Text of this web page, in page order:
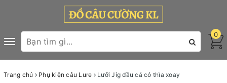
Toggle
navigation
0
Trang chủ Phụ kiện câu Lure Lưỡi Jig đầu cá có thìa xoay